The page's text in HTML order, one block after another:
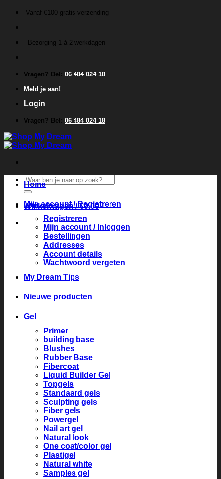
inhoud
Vanaf €100 gratis verzending
Bezorging 1 á 2 werkdagen
Vragen? Bel: 06 484 024 18
Meld je aan!
Login
Vragen? Bel: 06 484 024 18
Zoeken
naar:
Winkelwagen /€0.00
Home
Mijn account / Registreren
Registreren
Mijn account / Inloggen
Bestellingen
Addresses
Account details
Wachtwoord vergeten
My Dream Tips
Nieuwe producten
Gel
Primer
building base
Blushes
Rubber Base
Fibercoat
Liquid Builder Gel
Topgels
Standaard gels
Sculpting gels
Fiber gels
Powergel
Nail art gel
Natural look
One coat/color gel
Plastigel
Natural white
Samples gel